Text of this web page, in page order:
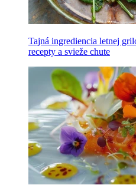
Tajná ingrediencia letnej
recepty a svieže chute